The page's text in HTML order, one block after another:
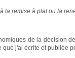
la remise à plat ou la
de la décision
j'ai écrite et publiée